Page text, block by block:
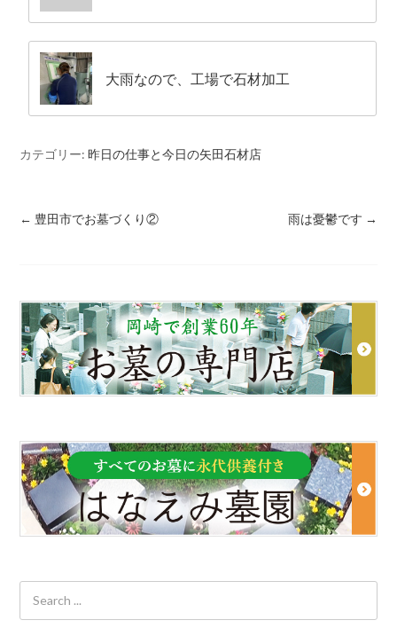
大雨なので、工場で石材加工
カテゴリー:昨日の仕事と今日の矢田石材店
← 豊田市でお墓づくり② 雨は憂鬱です →